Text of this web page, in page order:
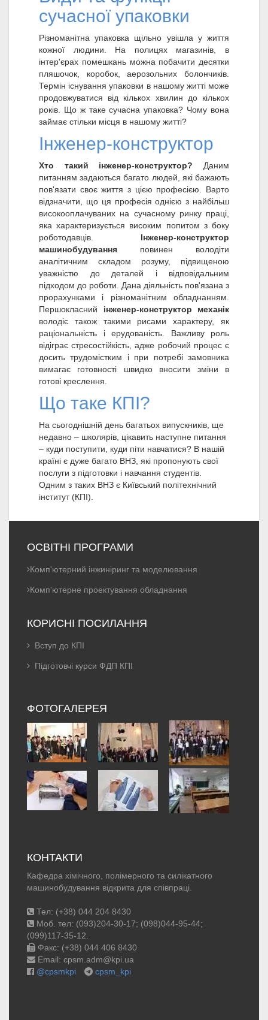
сучасної упаковки
Різноманітна упаковка щільно увішла у життя
кожної людини. На полицях магазинів, в
інтер'єрах помешкань можна побачити десятки
пляшочок, коробок, аерозольних болончиків.
Термін існування упаковки в нашому житті може
продовжуватися від кількох хвилин до кількох
років. Що ж таке сучасна упаковка? Чому вона
займає стільки місця в нашому житті?
Інженер-конструктор
Хто такий інженер-конструктор? Даним
питанням задаються багато людей, які бажають
пов'язати своє життя з цією професією. Варто
відзначити, що ця професія однією з найбільш
високооплачуваних на сучасному ринку праці,
яка характеризується високим попитом з боку
роботодавців. Інженер-конструктор
машинобудування повинен володіти
аналітичним складом розуму, підвищеною
уважністю до деталей і відповідальним
підходом до роботи. Дана діяльність пов'язана з
прорахунками і різноманітним обладнанням.
Першокласний інженер-конструктор механік
володіє також такими рисами характеру, як
раціональність і ерудованість. Важливу роль
відіграє стресостійкість, адже робочий процес є
досить трудомістким і при потребі замовника
вимагає готовності швидко вносити зміни в
готові креслення.
Що таке КПІ?
На сьогоднішній день багатьох випускників, ще
недавно – школярів, цікавить наступне питання
– куди поступити, куди піти навчатися? В нашій
країні є дуже багато ВНЗ, які пропонують свої
послуги з підготовки і навчання студентів.
Одним з таких ВНЗ є Київський політехнічний
інститут (КПІ).
ОСВІТНІ ПРОГРАМИ
Комп'ютерний інжиніринг та моделювання
Комп'ютерне проектування обладнання
КОРИСНІ ПОСИЛАННЯ
Вступ до КПІ
Підготовчі курси ФДП КПІ
ФОТОГАЛЕРЕЯ
КОНТАКТИ
Кафедра хімічного, полімерного та силікатного
машинобудування відкрита для співпраці.
Тел: (+38) 044 204 8430
Моб. тел: (093)204-30-17; (098)044-95-44;
(099)117-35-12.
Факс: (+38) 044 406 8430
Email: cpsm.adm@kpi.ua
@cpsmkpi
cpsm_kpi